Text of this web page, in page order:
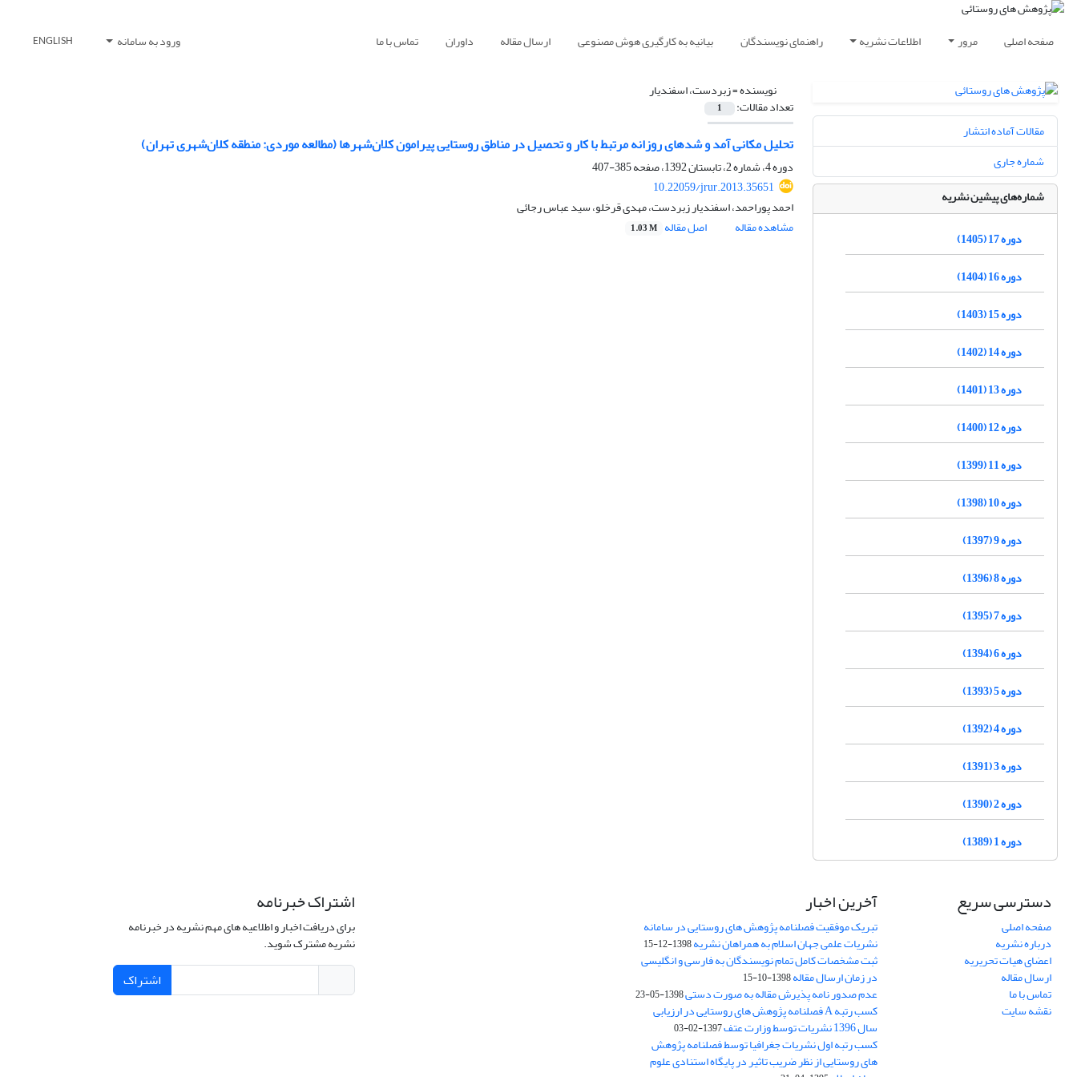
صفحه اصلی مرور اطلاعات نشریه راهنمای نویسندگان بیانیه به کارگیری هوش مصنوعی ارسال مقاله داوران تماس با ما ورود به سامانه ENGLISH
نویسنده =زبردست‌، اسفندیار
تعداد مقالات: 1
تحلیل مکانی آمد و شدهای روزانه مرتبط با کار و تحصیل در مناطق روستایی پیرامون کلان‌شهرها (مطالعه موردی: منطقه کلان‌شهری تهران)
دوره 4، شماره 2، تابستان 1392، صفحه
385-407
10.22059/jrur.2013.35651
احمد پوراحمد، اسفندیار زبردست‌، مهدی قرخلو‌، سید عباس رجائی
مشاهده مقاله
اصل مقاله 1.03 M
مقالات آماده انتشار
شماره جاری
شماره‌های پیشین نشریه
دوره 17 (1405)
دوره 16 (1404)
دوره 15 (1403)
دوره 14 (1402)
دوره 13 (1401)
دوره 12 (1400)
دوره 11 (1399)
دوره 10 (1398)
دوره 9 (1397)
دوره 8 (1396)
دوره 7 (1395)
دوره 6 (1394)
دوره 5 (1393)
دوره 4 (1392)
دوره 3 (1391)
دوره 2 (1390)
دوره 1 (1389)
دسترسی سریع
صفحه اصلی
درباره نشریه
اعضای هیات تحریریه
ارسال مقاله
تماس با ما
نقشه سایت
آخرین اخبار
تبریک موفقیت فصلنامه پژوهش های روستایی در سامانه
نشریات علمی جهان اسلام به همراهان نشریه1398-12-15
ثبت مشخصات کامل تمام نویسندگان به فارسی و انگلیسی
در زمان ارسال مقاله1398-10-15
عدم صدور نامه پذیرش مقاله به صورت دستی1398-05-23
کسب رتبه A فصلنامه پژوهش های روستایی در ارزیابی
سال 1396 نشریات توسط وزارت عتف 1397-02-03
کسب رتبه اول نشریات جغرافیا توسط فصلنامه پژوهش
های روستایی از نظر ضریب تاثیر در پایگاه استنادی علوم
اشتراک خبرنامه
برای دریافت اخبار و اطلاعیه های مهم نشریه در خبرنامه
نشریه مشترک شوید.
اشتراک